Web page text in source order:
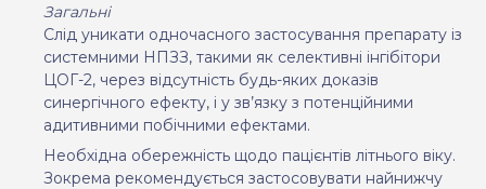
Загальні
Слід уникати одночасного застосування препарату із
системними НПЗЗ, такими як селективні інгібітори
ЦОГ-2, через відсутність будь-яких доказів
синергічного ефекту, і у зв’язку з потенційними
адитивними побічними ефектами.
Необхідна обережність щодо пацієнтів літнього віку.
Зокрема рекомендується застосовувати найнижчу